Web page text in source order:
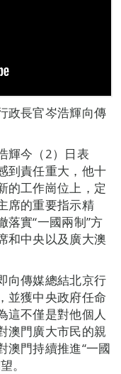
政長官岑浩輝向傳
輝今（2）日表
到責任重大，他十
的工作崗位上，定
席的重要指示精
落實“一國兩制”方
和中央以及廣大澳
向傳媒總結北京行
並獲中央政府任命
這不僅是對他個人
澳門廣大市民的親
澳門持續推進“一國
。